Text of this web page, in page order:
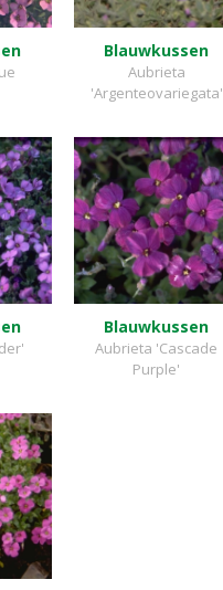
Blauwkussen
Aubrieta
'Argenteovariegata'
Blauwkussen
Aubrieta 'Cascade
Purple'